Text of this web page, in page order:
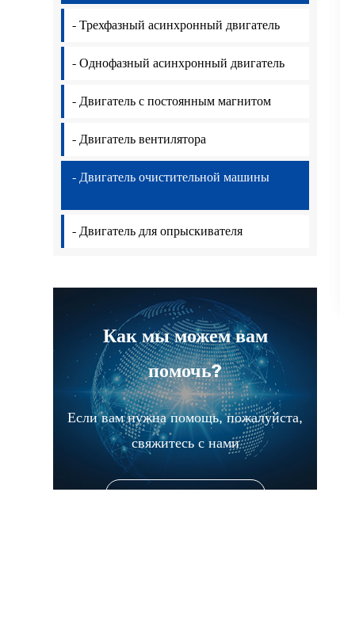
- Трехфазный асинхронный двигатель
- Однофазный асинхронный двигатель
- Двигатель с постоянным магнитом
- Двигатель вентилятора
- Двигатель очистительной машины
- Двигатель для опрыскивателя
Как мы можем вам
помочь?
Если вам нужна помощь, пожалуйста,
свяжитесь с нами